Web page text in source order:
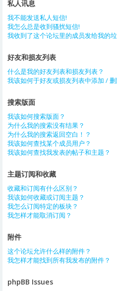
私人讯息
我不能发送私人短信!
我怎么总是收到骚扰短信!
我收到了这个论坛里的成员发给我的
好友和损友列表
什么是我的好友列表和损友列表？
我该如何于好友或损友列表中添加 / 删
搜索版面
我该如何搜索版面？
为什么我的搜索没有结果？
为什么我的搜索返回空白！？
我该如何查找某个成员用户？
我该如何查找我发表的帖子和主题？
主题订阅和收藏
收藏和订阅有什么区别？
我该如何收藏或订阅主题？
我怎么订阅特定的板块？
我怎样才能取消订阅？
附件
这个论坛允许什么样的附件？
我怎样才能找到所有我发布的附件？
phpBB Issues